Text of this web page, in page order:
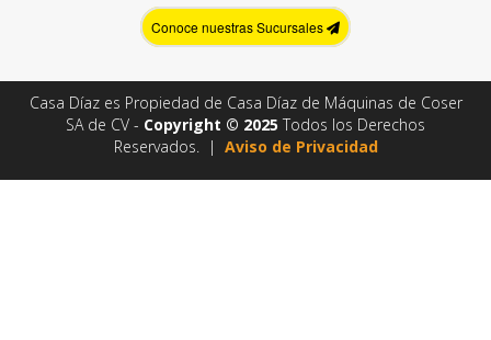
Conoce nuestras Sucursales
Casa Díaz es Propiedad de Casa Díaz de Máquinas de Coser
SA de CV - Copyright © 2025 Todos los Derechos
Reservados. | Aviso de Privacidad